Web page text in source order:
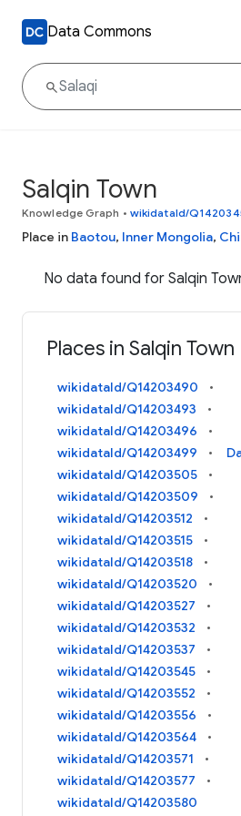
Data Commons
Salqin Town
Knowledge Graph • wikidataId/
Place in Baotou, Inner Mongolia,
No data found for Salqin
Places in Salqin Town
wikidataId/Q14203490
wikidataId/Q14203493
wikidataId/Q14203496
wikidataId/Q14203499
wikidataId/Q14203505
wikidataId/Q14203509
wikidataId/Q14203512
wikidataId/Q14203515
wikidataId/Q14203518
wikidataId/Q14203520
wikidataId/Q14203527
wikidataId/Q14203532
wikidataId/Q14203537
wikidataId/Q14203545
wikidataId/Q14203552
wikidataId/Q14203556
wikidataId/Q14203564
wikidataId/Q14203571
wikidataId/Q14203577
wikidataId/Q14203580